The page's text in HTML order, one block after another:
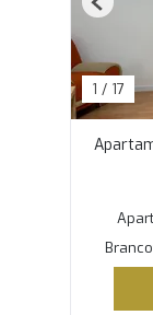
1 / 17
Previous